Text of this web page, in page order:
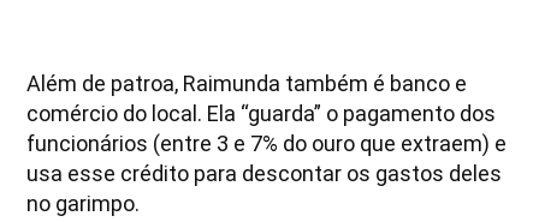
Além de patroa, Raimunda também é banco e
comércio do local. Ela “guarda” o pagamento dos
funcionários (entre 3 e 7% do ouro que extraem) e
usa esse crédito para descontar os gastos deles
no garimpo.